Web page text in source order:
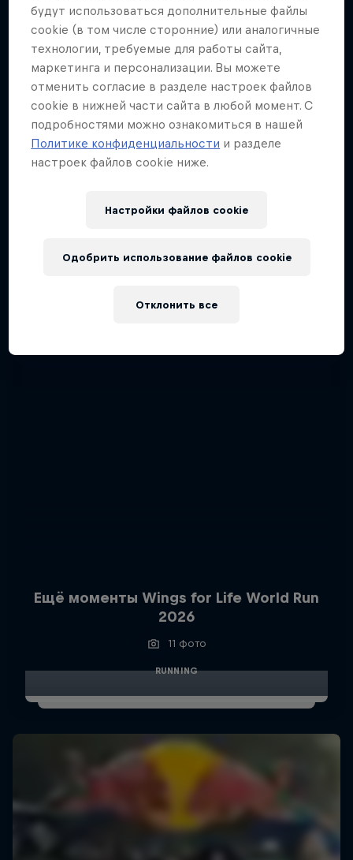
Ещё моменты Wings for Life World Run
2026
11 фото
RUNNING
будут использоваться дополнительные файлы
cookie (в том числе сторонние) или аналогичные
технологии, требуемые для работы сайта,
маркетинга и персонализации. Вы можете
отменить согласие в разделе настроек файлов
cookie в нижней части сайта в любой момент. С
подробностями можно ознакомиться в нашей
Политике конфиденциальности и разделе
настроек файлов cookie ниже.
Настройки файлов cookie
Отклонить все
Одобрить использование файлов cookie